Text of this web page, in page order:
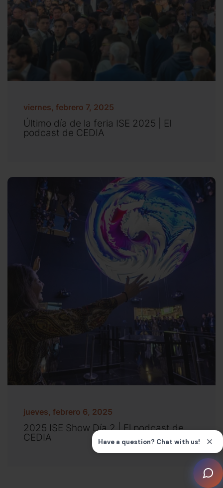
viernes, febrero 7, 2025
Último día de la feria ISE 2025 | El
podcast de CEDIA
jueves, febrero 6, 2025
2025 ISE Show Día 2 | El podcast de
CEDIA